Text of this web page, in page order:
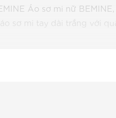
Áo sơ mi nữ
sơ mi tay dài trắng với
giặt trung tính, tránh